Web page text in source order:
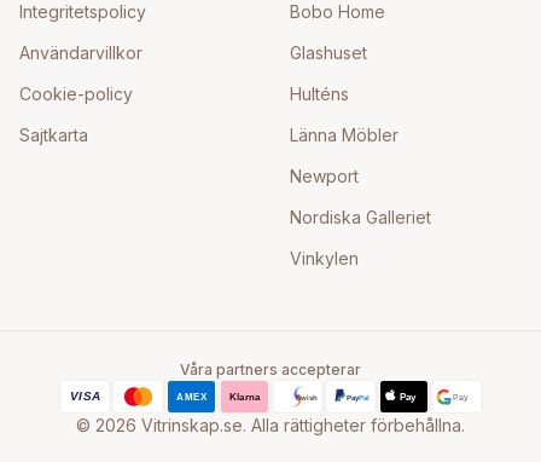
Integritetspolicy
Användarvillkor
Cookie-policy
Sajtkarta
Bobo Home
Glashuset
Hulténs
Länna Möbler
Newport
Nordiska Galleriet
Vinkylen
Våra partners accepterar
© 2026 Vitrinskap.se. Alla rättigheter förbehållna.